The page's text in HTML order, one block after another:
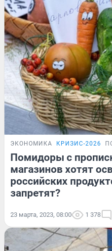
ЭКОНОМИКА КРИЗИС-2026
Помидоры с
магазинов хотят
российских
запретят?
23 марта, 2023, 08:00 1 378